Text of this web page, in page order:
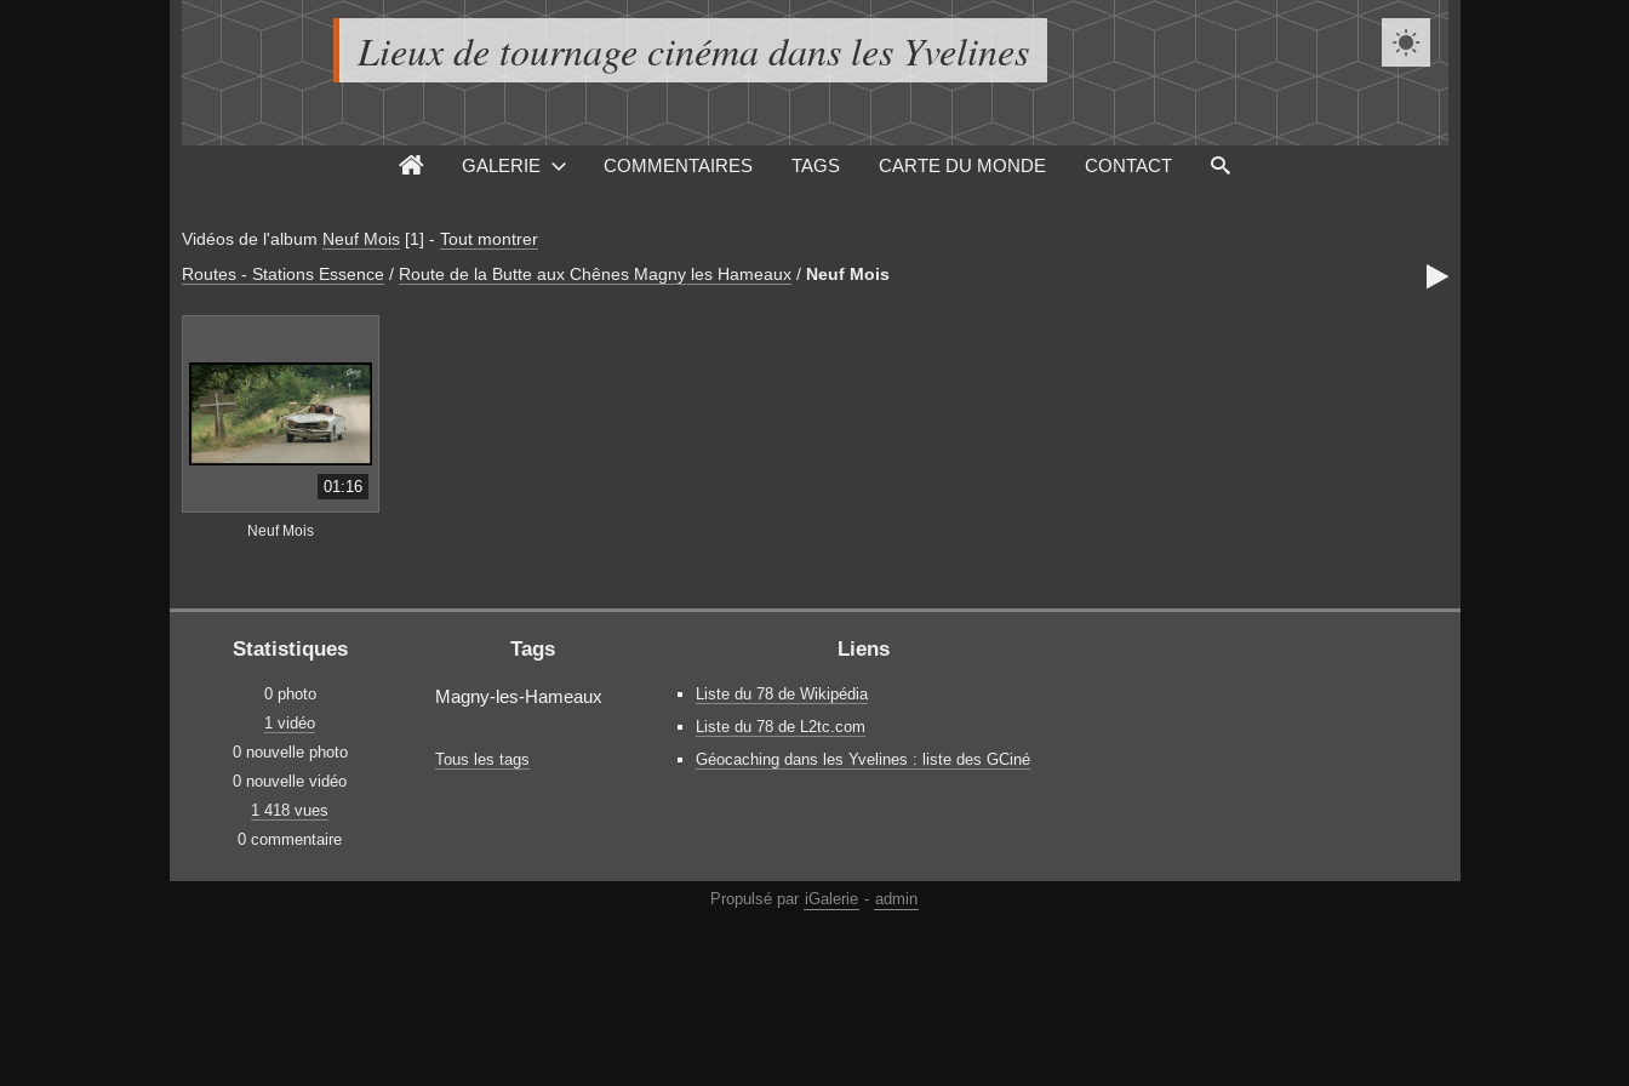
Lieux de tournage cinéma dans les Yvelines 
GALERIE COMMENTAIRES TAGS CARTE DU MONDE CONTACT
Vidéos de l'album Neuf Mois [1] - Tout montrer
Routes - Stations Essence / Route de la Butte aux Chênes Magny les Hameaux / Neuf Mois 
01:16
Neuf Mois
Statistiques
0 photo
1 vidéo
0 nouvelle photo
0 nouvelle vidéo
1 418 vues
0 commentaire
Tags
Magny-les-Hameaux
Tous les tags
Liens
Liste du 78 de Wikipédia
Liste du 78 de L2tc.com
Géocaching dans les Yvelines : liste des GCiné
Propulsé par iGalerie - admin